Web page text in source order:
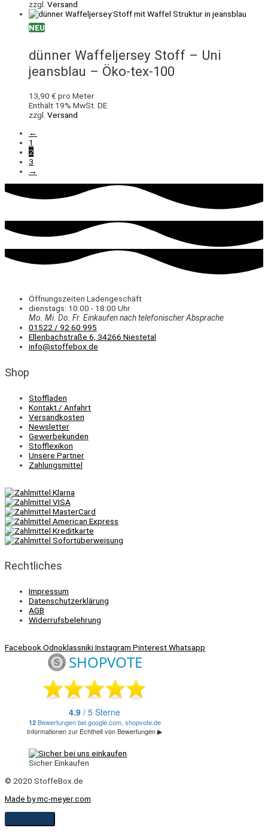
zzgl. Versand
NEU
dünner Waffeljersey Stoff – Uni
jeansblau – Öko-tex-100
13,90 € pro Meter
Enthält 19% MwSt. DE
zzgl. Versand
←
1
2
3
→
Öffnungszeiten Ladengeschäft
dienstags: 10:00 - 18:00 Uhr
Mo. Mi. Do. Fr. Einkaufennach telefonischer Absprache
01522 / 92 60 995
Ellenbachstraße 6, 34266 Niestetal
info@stoffebox.de
Shop
Stoffladen
Kontakt / Anfahrt
Versandkosten
Newsletter
Gewerbekunden
Stofflexikon
Unsere Partner
Zahlungsmittel
Rechtliches
Impressum
Datenschutzerklärung
AGB
Widerrufsbelehrung
FacebookOdnoklassnikiInstagram PinterestWhatsapp
Sicher Einkaufen
© 2020 StoffeBox.de
Made by mc-meyer.com